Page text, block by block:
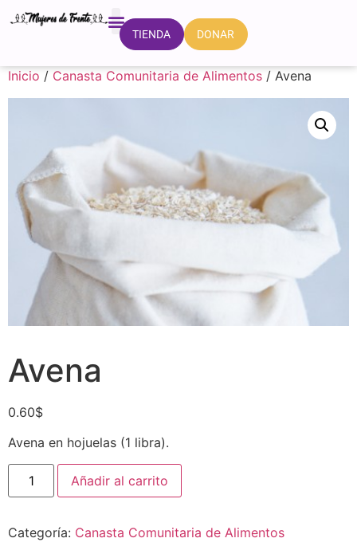
TIENDA DONAR
Inicio / Canasta Comunitaria de Alimentos / Avena
Avena
0.60$
Avena en hojuelas (1 libra).
Añadir al carrito
Categoría: Canasta Comunitaria de Alimentos